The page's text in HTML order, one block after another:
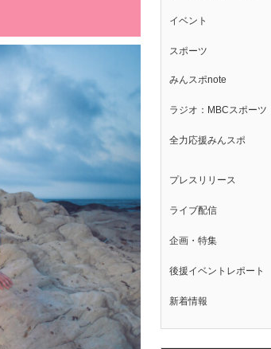
イベント
スポーツ
みんスポnote
ラジオ：MBCスポーツ
全力応援みんスポ
プレスリリース
ライブ配信
企画・特集
後援イベントレポート
新着情報